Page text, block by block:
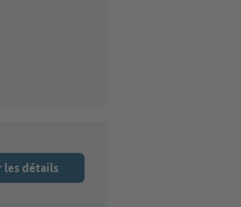
les détails